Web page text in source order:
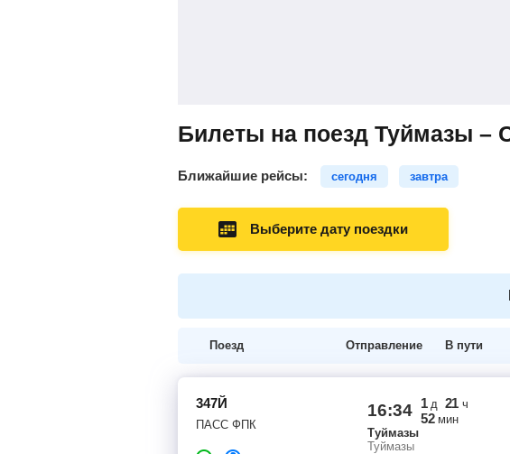
Билеты на поезд Туймазы –
Ближайшие рейсы: сегодня завтра
Выберите дату поездки
Поезд Отправление В пути
347Й
ПАСС ФПК
16:34 1д 21 ч
52мин
Туймазы
Туймазы